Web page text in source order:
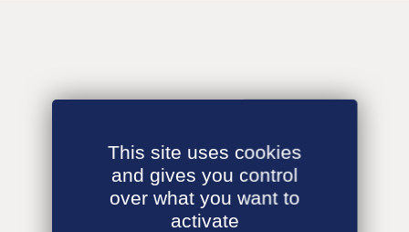
This site uses cookies
and gives you control
over what you want to
activate